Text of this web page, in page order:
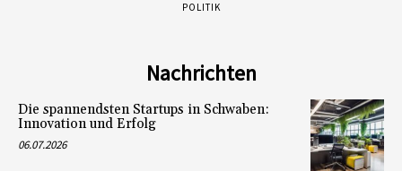
POLITIK
Nachrichten
Die spannendsten Startups in Schwaben:
Innovation und Erfolg
06.07.2026